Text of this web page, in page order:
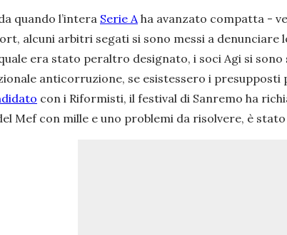
quando l’intera Serie A ha avanzato compatta -
alcuni arbitri segati si sono messi a denunciare
era stato peraltro designato, i soci Agi si
anticorruzione, se esistessero i presupposti
con i Riformisti, il festival di Sanremo ha
Mef con mille e uno problemi da risolvere, è